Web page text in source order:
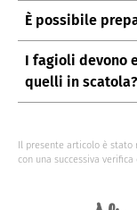
Sì, potete usare
porcini non sono
È possibile
Certamente,
conservatela in
ancora meglio.
I fagioli devono
quelli in scatola?
Il presente articolo è stato
con una successiva